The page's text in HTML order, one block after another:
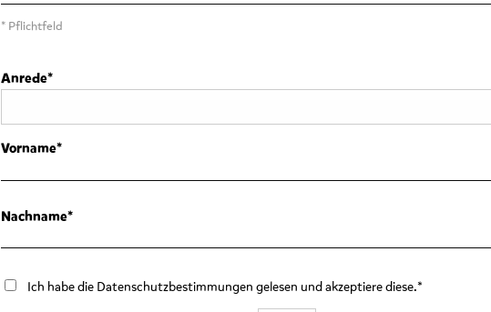
* Pflichtfeld
Anrede
Vorname
Nachname
Ich habe die Datenschutzbestimmungen gelesen und akzeptiere diese.*